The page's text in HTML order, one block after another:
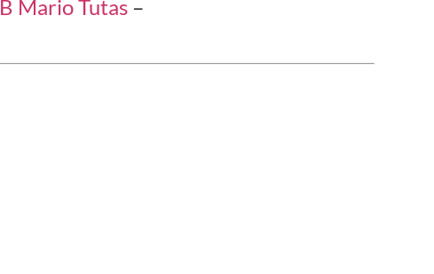
Mario Tutas –